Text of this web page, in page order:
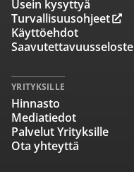
Usein kysyttyä
Turvallisuusohjeet
Käyttöehdot
Saavutettavuusseloste
YRITYKSILLE
Hinnasto
Mediatiedot
Palvelut Yrityksille
Ota yhteyttä